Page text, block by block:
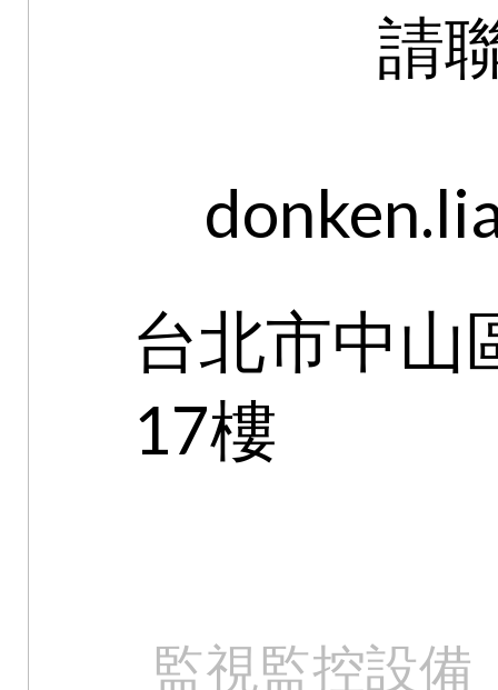
請
台北市中山
17樓
監視監控設備